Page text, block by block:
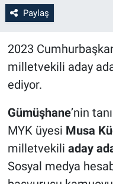
Paylaş
2023
milletvekili aday
ediyor.
Gümüşhane’nin
MYK üyesi Musa
milletvekili aday
Sosyal medya